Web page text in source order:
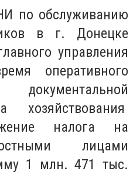
по обслуживанию
в г. Донецке
управления
оперативного
хозяйствования
налога на
лицами
1 млн. 471 тыс.